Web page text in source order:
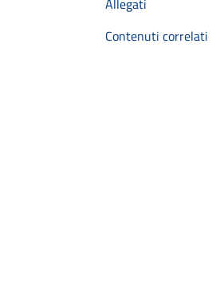
Allegati
Contenuti correlati